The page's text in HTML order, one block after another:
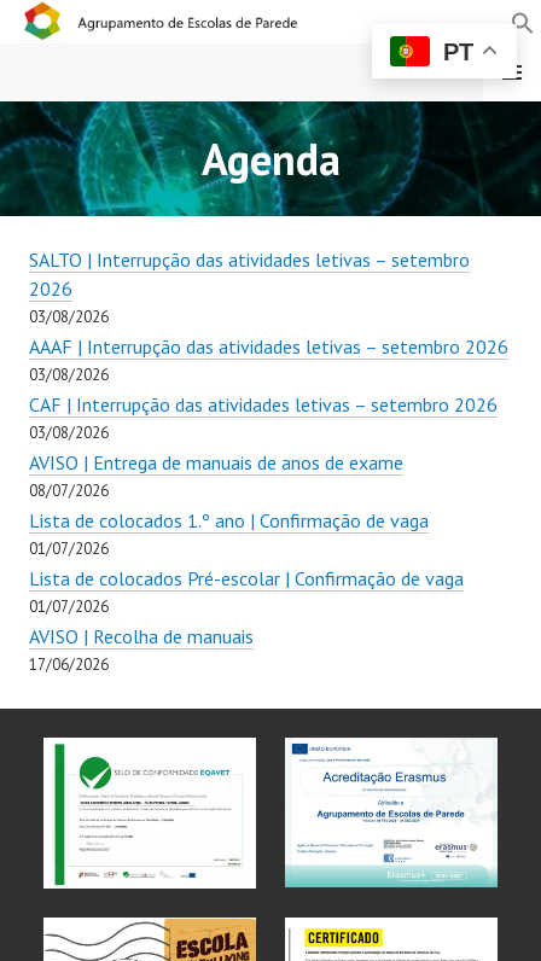
AGRUPAMENTO DE
ESCOLAS DE PAREDE
MENU
Agenda
SALTO | Interrupção das atividades letivas – setembro
2026
03/08/2026
AAAF | Interrupção das atividades letivas – setembro 2026
03/08/2026
CAF | Interrupção das atividades letivas – setembro 2026
03/08/2026
AVISO | Entrega de manuais de anos de exame
08/07/2026
Lista de colocados 1.º ano | Confirmação de vaga
01/07/2026
Lista de colocados Pré-escolar | Confirmação de vaga
01/07/2026
AVISO | Recolha de manuais
17/06/2026
PT